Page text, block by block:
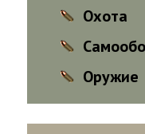
Охота
Оружие